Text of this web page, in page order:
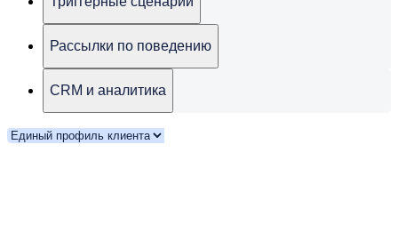
Рассылки по поведению
CRM и аналитика